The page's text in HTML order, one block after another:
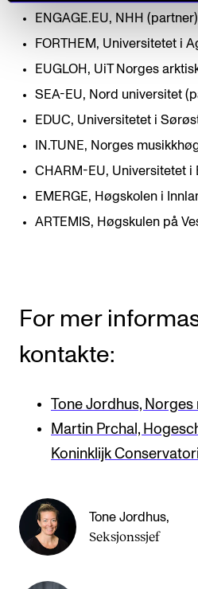
ENGAGE.EU, NHH (partner)
FORTHEM, Universitetet i
EUGLOH, UiT Norges
SEA-EU, Nord universitet
EDUC, Universitetet i
IN.TUNE, Norges
CHARM-EU, Universitetet i
EMERGE, Høgskolen i
ARTEMIS, Høgskulen på
For mer
kontakte:
Tone Jordhus,
Martin Prchal,
Koninklijk
Tone Jordhus,
Seksjonssjef